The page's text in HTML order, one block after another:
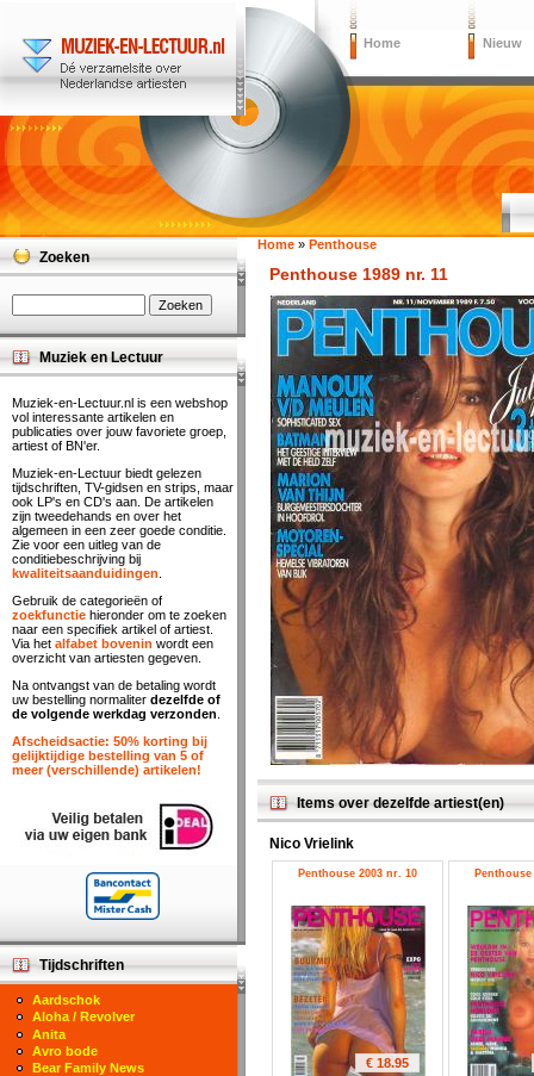
Home Nieuw
Home » Penthouse
Penthouse 1989 nr. 11
Items over dezelfde artiest(en)
Nico Vrielink
Penthouse 2003 nr. 10
€ 18.95
Zoeken
Muziek en Lectuur
Muziek-en-Lectuur.nl is een webshop
vol interessante artikelen en
publicaties over jouw favoriete groep,
artiest of BN'er.
Muziek-en-Lectuur biedt gelezen
tijdschriften, TV-gidsen en strips, maar
ook LP's en CD's aan. De artikelen
zijn tweedehands en over het
algemeen in een zeer goede conditie.
Zie voor een uitleg van de
conditiebeschrijving bij
kwaliteitsaanduidingen
Gebruik de categorieën of
zoekfunctie hieronder om te zoeken
naar een specifiek artikel of artiest.
Via het alfabet bovenin wordt een
overzicht van artiesten gegeven.
Na ontvangst van de betaling wordt
uw bestelling normaliter dezelfde of
de volgende werkdag verzonden
Afscheidsactie: 50% korting bij
gelijktijdige bestelling van 5 of
meer (verschillende) artikelen!
Tijdschriften
Aardschok
Aloha / Revolver
Anita
Avro bode
Bear Family News